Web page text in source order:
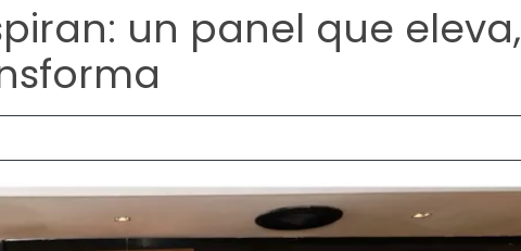
un panel que eleva,